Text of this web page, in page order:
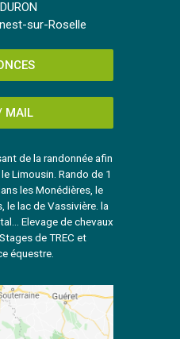
sur-Roselle
MAIL
de la randonnée afin
Limousin. Rando de 1
les Monédières, le
le lac de Vassivière. la
Elevage de chevaux
de TREC et
équestre.